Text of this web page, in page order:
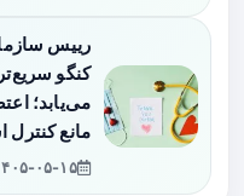
رییس
کنگو
می‌یابد؛
مانع
۱۴۰۵-۰۵-